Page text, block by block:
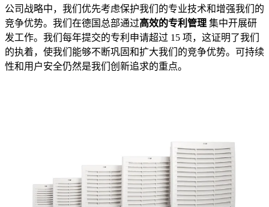
公司战略中，我们优先考虑保护我们的专业技术和增强我们的
竞争优势。我们在德国总部通过高效的专利管理 集中开展研
发工作。我们每年提交的专利申请超过 15 项，这证明了我们
的执着，使我们能够不断巩固和扩大我们的竞争优势。可持续
性和用户安全仍然是我们创新追求的重点。